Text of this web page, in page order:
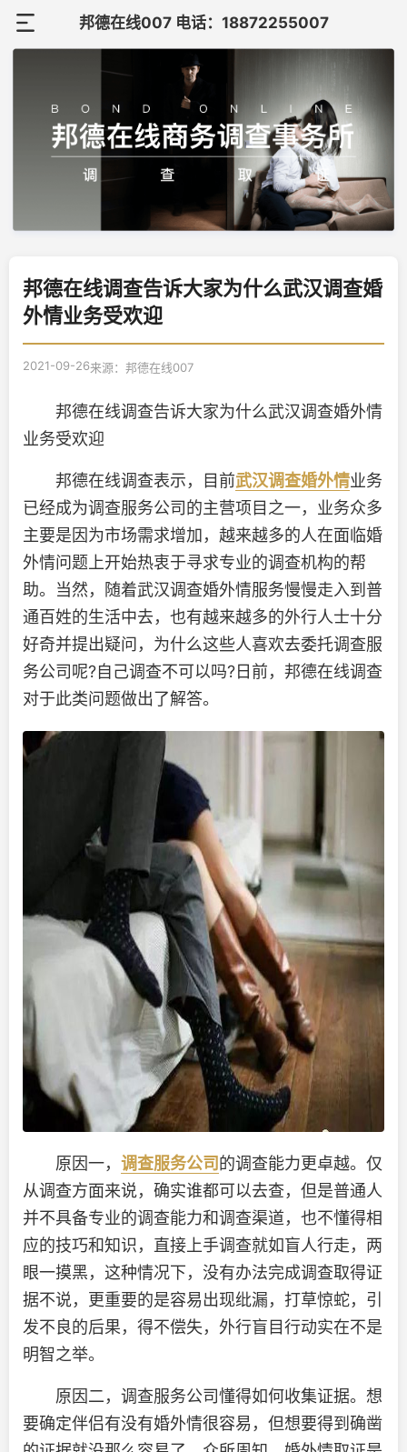
邦德在线007 电话：18872255007
查
邦德在线调查告诉大家为什么武汉调查婚
外情业务受欢迎
2021-09-26来源：邦德在线007
邦德在线调查告诉大家为什么武汉调查婚外情
业务受欢迎
邦德在线调查表示，目前武汉调查婚外情业务
已经成为调查服务公司的主营项目之一，业务众多
主要是因为市场需求增加，越来越多的人在面临婚
外情问题上开始热衷于寻求专业的调查机构的帮
助。当然，随着武汉调查婚外情服务慢慢走入到普
通百姓的生活中去，也有越来越多的外行人士十分
好奇并提出疑问，为什么这些人喜欢去委托调查服
务公司呢?自己调查不可以吗?日前，邦德在线调查
对于此类问题做出了解答。
原因一， 调查服务公司的调查能力更卓越。仅
从调查方面来说，确实谁都可以去查，但是普通人
并不具备专业的调查能力和调查渠道，也不懂得相
应的技巧和知识，直接上手调查就如盲人行走，两
眼一摸黑，这种情况下，没有办法完成调查取得证
据不说，更重要的是容易出现纰漏，打草惊蛇，引
发不良的后果，得不偿失，外行盲目行动实在不是
明智之举。
原因二，调查服务公司懂得如何收集证据。想
要确定伴侣有没有婚外情很容易，但想要得到确凿